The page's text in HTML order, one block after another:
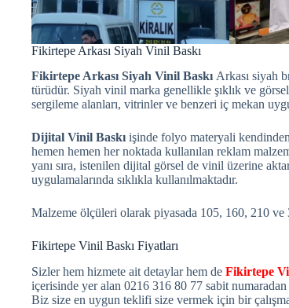
Fikirtepe Arkası Siyah Vinil Baskı
Fikirtepe Arkası Siyah Vinil Baskı Arkası siyah
türüdür. Siyah vinil marka genellikle şıklık ve
sergileme alanları, vitrinler ve benzeri iç mekan
Dijital Vinil Baskı işinde folyo materyali kendinden
hemen hemen her noktada kullanılan reklam
yanı sıra, istenilen dijital görsel de vinil üzerine
uygulamalarında sıklıkla kullanılmaktadır.
Malzeme ölçüleri olarak piyasada 105, 160, 210
Fikirtepe Vinil Baskı Fiyatları
Sizler hem hizmete ait detaylar hem de Fikirtepe
içerisinde yer alan 0216 316 80 77 sabit
Biz size en uygun teklifi size vermek için bir